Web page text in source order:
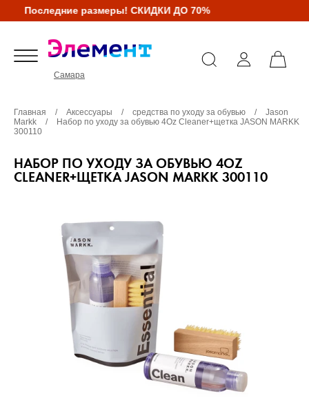
Последние размеры! СКИДКИ ДО 70%
Самара
Главная / Аксессуары / средства по уходу за обувью /
Jason
Markk
/
Набор по уходу за обувью 4Oz Cleaner+щетка JASON MARKK
300110
НАБОР ПО УХОДУ ЗА ОБУВЬЮ 4OZ
CLEANER+ЩЕТКА JASON MARKK 300110